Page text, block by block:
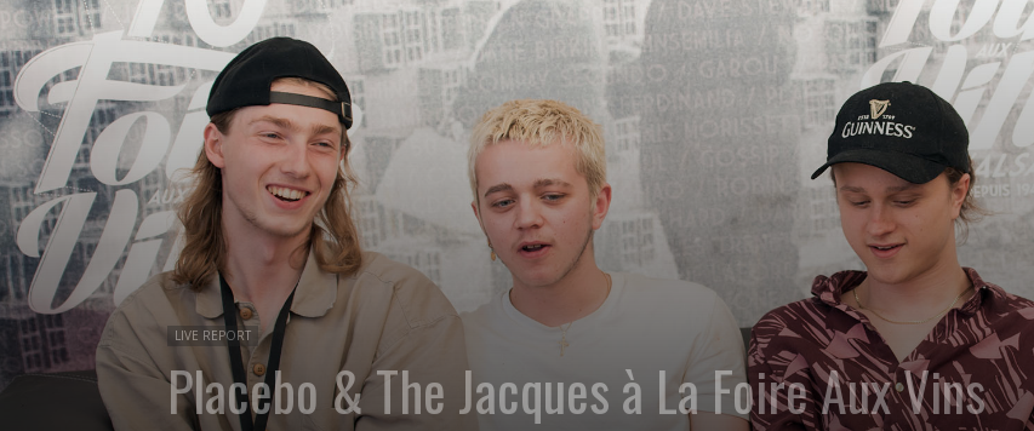
LIVE REPORT
Placebo & The Jacques à La Foire Aux Vins